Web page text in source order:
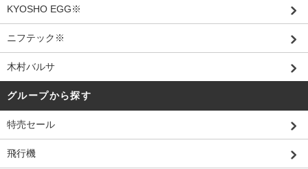
KYOSHO EGG※
ニフテック※
木村バルサ
グループから探す
特売セール
飛行機